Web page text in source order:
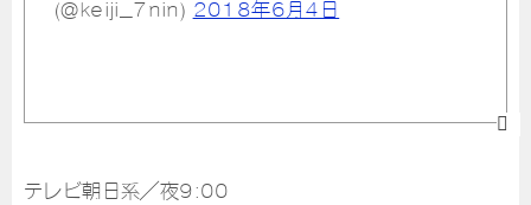
(@keiji_7nin) 2018年6月4日
テレビ朝日系／夜9:00